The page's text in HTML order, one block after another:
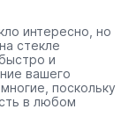
интересно, но
стекле
и
вашего
поскольку
в любом